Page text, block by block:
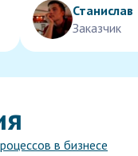
Станислав
Заказчик
в бизнесе